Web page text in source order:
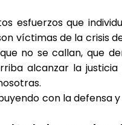
esfuerzos que
víctimas de la crisis
no se callan, que
alcanzar la
con la defensa